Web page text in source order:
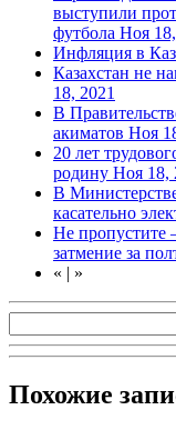
выступили
футбола Ноя
Инфляция в
Казахстан не
18, 2021
В
акиматов Ноя
20 лет
родину Ноя 18,
В
касательно
Не пропустите
затмение за
« | »
Похожие